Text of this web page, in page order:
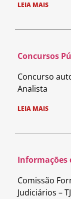
LEIA MAIS
Concursos
Concurso
Analista
LEIA MAIS
Informações
Comissão
Judiciários –